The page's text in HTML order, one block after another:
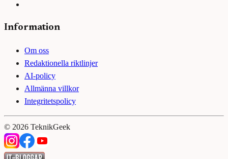
Information
Om oss
Redaktionella riktlinjer
AI-policy
Allmänna villkor
Integritetspolicy
© 2026 TeknikGeek